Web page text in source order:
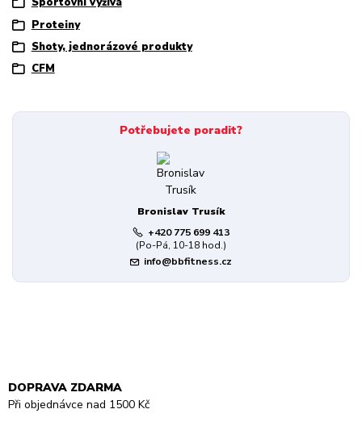
Proteiny
Shoty, jednorázové produkty
CFM
Potřebujete poradit?
Bronislav Trusík
+420 775 699 413
(Po-Pá, 10-18 hod.)
info@bbfitness.cz
DOPRAVA ZDARMA
Při objednávce nad 1500 Kč